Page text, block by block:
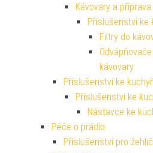
Kávovary a
Příslušenství ke
Filtry do
kávovary
Příslušenství ke
Příslušenství ke
Nástavce ke
Péče o prádlo
Příslušenství pro